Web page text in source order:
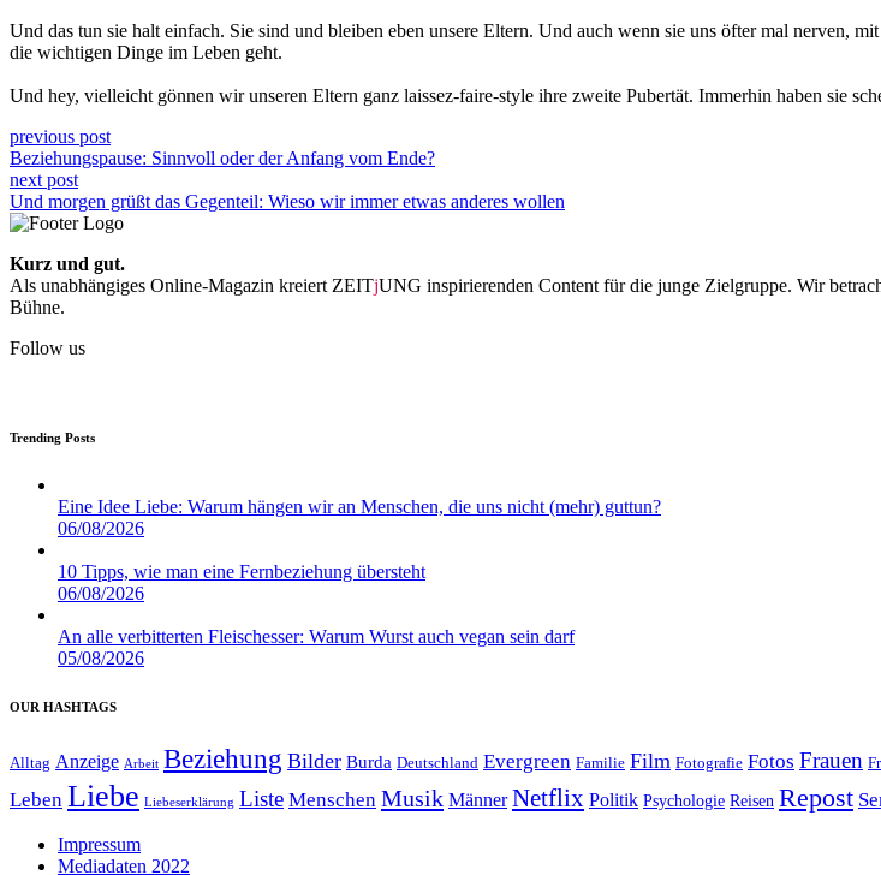
Und das tun sie halt einfach. Sie sind und bleiben eben unsere Eltern. Und auch wenn sie uns öfter mal nerven,
die wichtigen Dinge im Leben geht.
Und hey, vielleicht gönnen wir unseren Eltern ganz laissez-faire-style ihre zweite Pubertät. Immerhin haben sie
previous post
Beziehungspause: Sinnvoll oder der Anfang vom Ende?
next post
Und morgen grüßt das Gegenteil: Wieso wir immer etwas anderes wollen
Kurz und gut.
Als unabhängiges Online-Magazin kreiert ZEITjUNG inspirierenden Content für die junge Zielgruppe. Wir
Bühne.
Follow us
Trending Posts
Eine Idee Liebe: Warum hängen wir an Menschen, die uns nicht (mehr) guttun?
06/08/2026
10 Tipps, wie man eine Fernbeziehung übersteht
06/08/2026
An alle verbitterten Fleischesser: Warum Wurst auch vegan sein darf
05/08/2026
OUR HASHTAGS
Alltag Anzeige Arbeit Beziehung Bilder Burda Deutschland Evergreen Familie Film Fotografie Fotos Frauen
Leben Liebe Liebeserklärung Liste Menschen Musik Männer Netflix Politik Psychologie Reisen Repost
Impressum
Mediadaten 2022